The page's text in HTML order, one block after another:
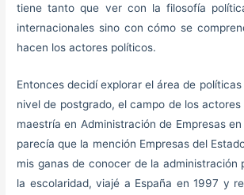
tiene tanto que ver con la filosofía
internacionales sino con cómo se
hacen los actores políticos.
Entonces decidí explorar el área de
nivel de postgrado, el campo de los
maestría en Administración de Empresas
parecía que la mención Empresas del
mis ganas de conocer de la administración
la escolaridad, viajé a España en 1997 y